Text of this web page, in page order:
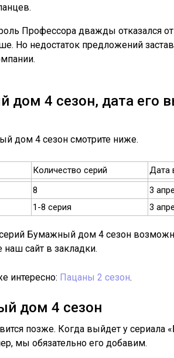
Профессора дважды отказался
Но недостаток предложений
дом 4 сезон, дата его
дом 4 сезон смотрите ниже.
Количество серий
Дата
8
3
1-8 серия
3
Бумажный дом 4 сезон
наш сайт в закладки.
интересно: Пацаны 2 сезон.
дом 4 сезон
позже. Когда выйдет у
мы обязательно его добавим.